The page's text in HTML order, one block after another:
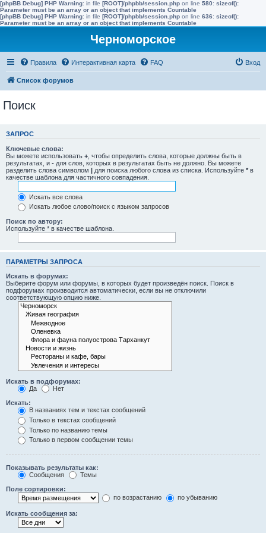
[phpBB Debug] PHP Warning: in file [ROOT]/phpbb/session.php on line 580: sizeof():
Parameter must be an array or an object that implements Countable
[phpBB Debug] PHP Warning: in file [ROOT]/phpbb/session.php on line 636: sizeof():
Parameter must be an array or an object that implements Countable
Черноморское
Правила Интерактивная карта FAQ Вход
Список форумов
Поиск
ЗАПРОС
Ключевые слова:
Вы можете использовать + , чтобы определить слова, которые должны быть в
результатах, и - для слов, которых в результатах быть не должно. Вы можете
разделить слова символом | для поиска любого слова из списка. Используйте * в
качестве шаблона для частичного совпадения.
Искать все слова
Искать любое слово/поиск с языком запросов
Поиск по автору:
Используйте * в качестве шаблона.
ПАРАМЕТРЫ ЗАПРОСА
Искать в форумах:
Выберите форум или форумы, в которых будет произведён поиск. Поиск в
подфорумах производится автоматически, если вы не отключили
соответствующую опцию ниже.
Искать в подфорумах:
Да
Нет
Искать:
В названиях тем и текстах сообщений
Только в текстах сообщений
Только по названию темы
Только в первом сообщении темы
Показывать результаты как:
Сообщения
Темы
Поле сортировки:
по возрастанию
по убыванию
Искать сообщения за: